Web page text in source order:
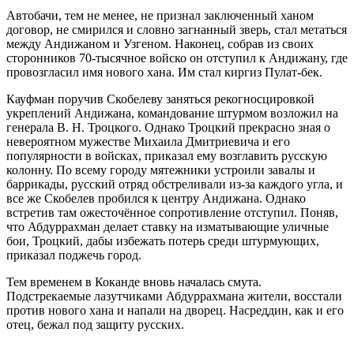
Автобачи, тем не менее, не признал заключенный ханом
договор, не смирился и словно загнанный зверь, стал метаться
между Андижаном и Узгеном. Наконец, собрав из своих
сторонников 70-тысячное войско он отступил к Андижану, где
провозгласил имя нового хана. Им стал киргиз Пулат-бек.
Кауфман поручив Скобелеву заняться рекогносцировкой
укреплений Андижана, командование штурмом возложил на
генерала В. Н. Троцкого. Однако Троцкий прекрасно зная о
невероятном мужестве Михаила Дмитриевича и его
популярности в войсках, приказал ему возглавить русскую
колонну. По всему городу мятежники устроили завалы и
баррикады, русский отряд обстреливали из-за каждого угла, и
все же Скобелев пробился к центру Андижана. Однако
встретив там ожесточённое сопротивление отступил. Поняв,
что Абдуррахман делает ставку на изматывающие уличные
бои, Троцкий, дабы избежать потерь среди штурмующих,
приказал поджечь город.
Тем временем в Коканде вновь началась смута.
Подстрекаемые лазутчиками Абдуррахмана жители, восстали
против нового хана и напали на дворец. Насреддин, как и его
отец, бежал под защиту русских.